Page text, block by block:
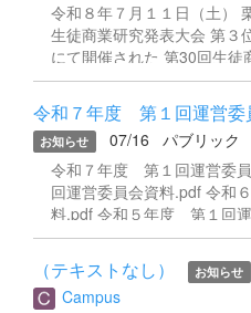
令和８年７月１１日（土）
生徒商業研究発表大会 第３
にて開催された 第30回生
校商業研究部が第３位（４
ーマは「栗原産野菜のリブ
で生産される野菜の魅力を
けるための戦略を、マーケ
たって研究・分析してきま
仮説の検証と改善、試行錯
きた研究の成果を、大会の
きました。 この経験を糧に
指して研究を続けていきま
た皆さま、ありがとうござ
した報告書は本HPの商業教
お知らせ 07/16 パブリック
令和７年度 第１回運営委員会資料.pdf
回運営委員会資料.pdf 令和６年度 第２回運営委員会資
料.pdf 令和５年度 第１回運営委員会資料.pdf 令和５年
度 第２回運営委員会資料
（テキストなし） お知らせ
Campus